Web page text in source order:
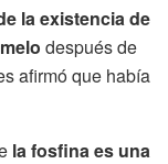
la existencia de
después de
afirmó que había
la fosfina es una